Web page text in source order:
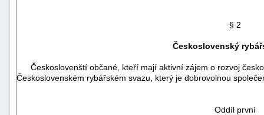
§ 2
Československý
Českoslovenští občané, kteří mají aktivní zájem o rozvoj
Československém rybářském svazu, který je dobrovolnou
Oddíl první